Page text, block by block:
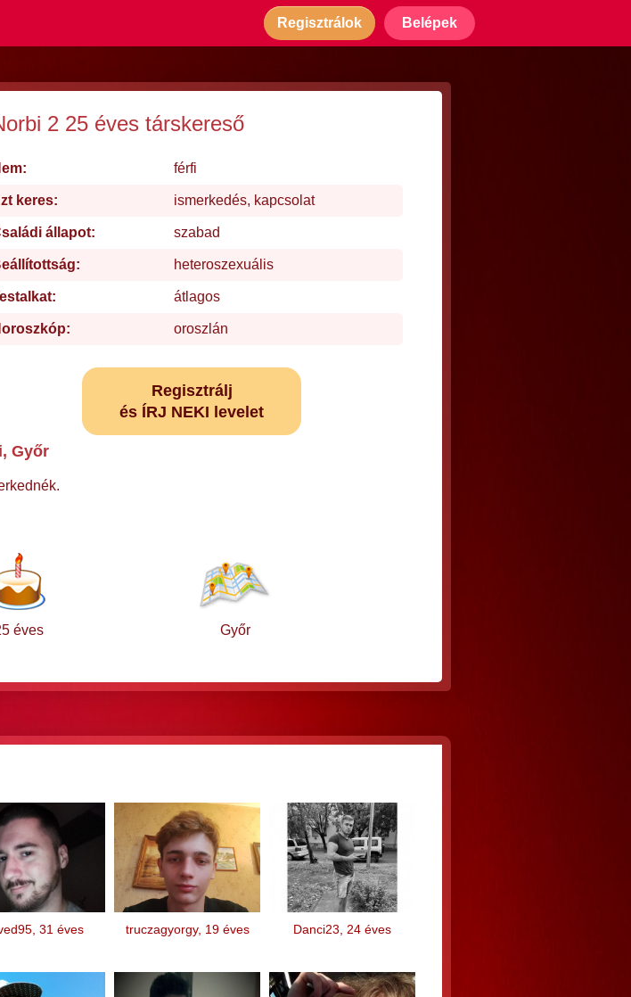
Regisztrálok Belépek
2 25 éves társkereső
férfi
keres: ismerkedés, kapcsolat
állapot: szabad
heteroszexuális
átlagos
oroszlán
Regisztrálj
és ÍRJ NEKI levelet
Győr
éves Győr
31 éves truczagyorgy, 19 éves Danci23, 24 éves